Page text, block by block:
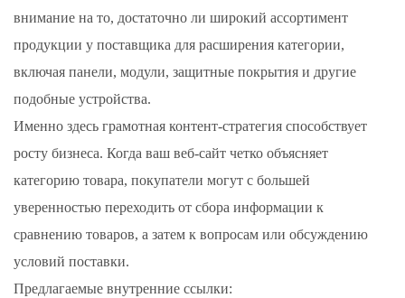
внимание на то, достаточно ли широкий ассортимент
продукции у поставщика для расширения категории,
включая панели, модули, защитные покрытия и другие
подобные устройства.
Именно здесь грамотная контент-стратегия способствует
росту бизнеса. Когда ваш веб-сайт четко объясняет
категорию товара, покупатели могут с большей
уверенностью переходить от сбора информации к
сравнению товаров, а затем к вопросам или обсуждению
условий поставки.
Предлагаемые внутренние ссылки: